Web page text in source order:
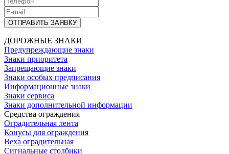
ОТПРАВИТЬ ЗАЯВКУ
ДОРОЖНЫЕ ЗНАКИ
Предупреждающие знаки
Знаки приоритета
Запрещающие знаки
Знаки особых предписания
Информационные знаки
Знаки сервиса
Знаки дополнительной информации
Средства ограждения
Оградительная лента
Конусы для ограждения
Веха оградительная
Сигнальные столбики